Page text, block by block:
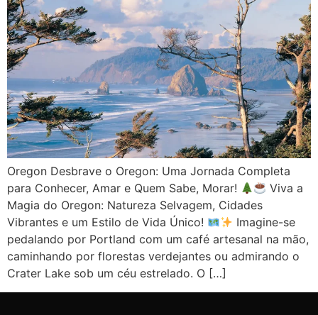
Oregon Desbrave o Oregon: Uma Jornada Completa
para Conhecer, Amar e Quem Sabe, Morar!
Viva a
Magia do Oregon: Natureza Selvagem, Cidades
Vibrantes e um Estilo de Vida Único!
Imagine-se
pedalando por Portland com um café artesanal na mão,
caminhando por florestas verdejantes ou admirando o
Crater Lake sob um céu estrelado. O […]